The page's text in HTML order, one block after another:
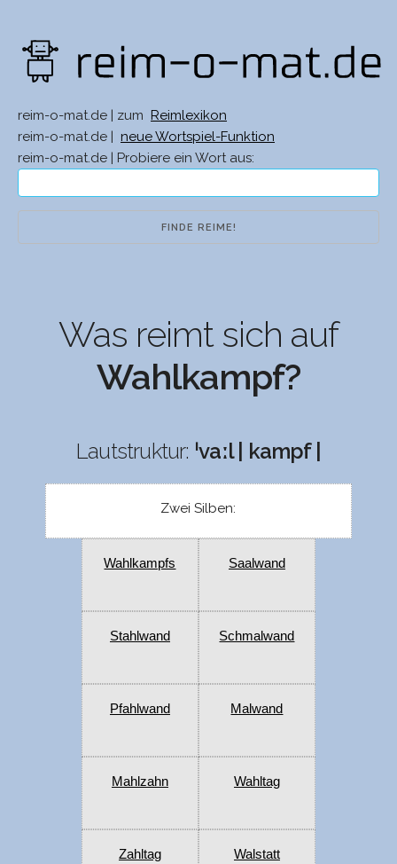
reim-o-mat.de | zum
Reimlexikon
reim-o-mat.de |
neue Wortspiel-Funktion
reim-o-mat.de | Probiere ein Wort aus:
Was reimt sich auf
Wahlkampf?
Lautstruktur: ˈvaːl | kampf |
Zwei Silben:
Wahlkampfs Saalwand
Stahlwand Schmalwand
Pfahlwand Malwand
Mahlzahn Wahltag
Zahltag Walstatt